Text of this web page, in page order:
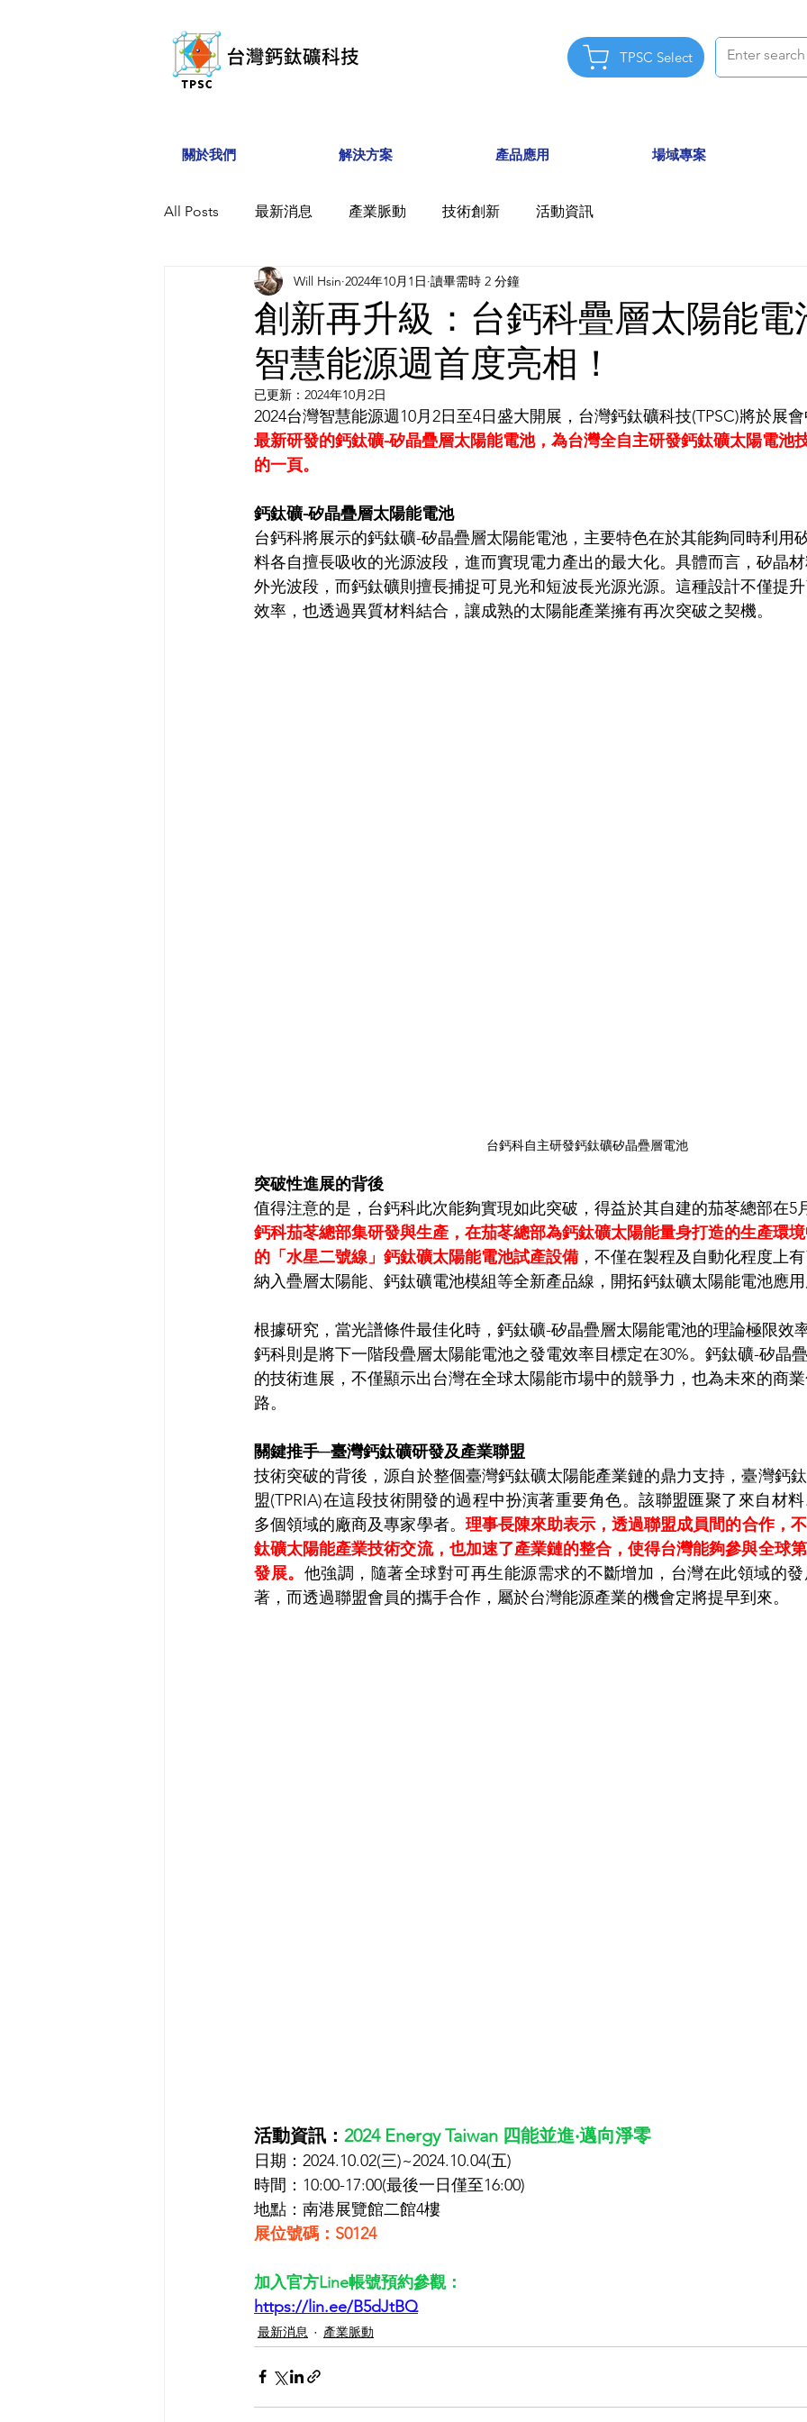
TPSC Select
關於我們 解決方案 產品應用 場域專案
All Posts 最新消息 產業脈動 技術創新 活動資訊
創新再升級：台鈣科疊層太陽能電
智慧能源週首度亮相！
Will Hsin 2024年10月1日 讀畢需時 2 分鐘
已更新： 2024年10月2日
2024台灣智慧能源週10月2日至4日盛大開展，台灣鈣鈦礦科技(TPSC)將於展會
最新研發的鈣鈦礦-矽晶疊層太陽能電池，為台灣全自主研發鈣鈦礦太陽電池
的一頁。
鈣鈦礦-矽晶疊層太陽能電池
台鈣科將展示的鈣鈦礦-矽晶疊層太陽能電池，主要特色在於其能夠同時利用
料各自擅長吸收的光源波段，進而實現電力產出的最大化。具體而言，矽晶
外光波段，而鈣鈦礦則擅長捕捉可見光和短波長光源光源。這種設計不僅提
效率，也透過異質材料結合，讓成熟的太陽能產業擁有再次突破之契機。
台鈣科自主研發鈣鈦礦矽晶疊層電池
突破性進展的背後
值得注意的是，台鈣科此次能夠實現如此突破，得益於其自建的茄苳總部在5
鈣科茄苳總部集研發與生產，在茄苳總部為鈣鈦礦太陽能量身打造的生產環
的「水星二號線」鈣鈦礦太陽能電池試產設備，不僅在製程及自動化程度上
納入疊層太陽能、鈣鈦礦電池模組等全新產品線，開拓鈣鈦礦太陽能電池應用
根據研究，當光譜條件最佳化時，鈣鈦礦-矽晶疊層太陽能電池的理論極限效
鈣科則是將下一階段疊層太陽能電池之發電效率目標定在30%。鈣鈦礦-矽晶
的技術進展，不僅顯示出台灣在全球太陽能市場中的競爭力，也為未來的商
路。
關鍵推手─臺灣鈣鈦礦研發及產業聯盟
技術突破的背後，源自於整個臺灣鈣鈦礦太陽能產業鏈的鼎力支持，臺灣鈣
盟(TPRIA)在這段技術開發的過程中扮演著重要角色。該聯盟匯聚了來自材
多個領域的廠商及專家學者。 理事長陳來助表示，透過聯盟成員間的合作，
鈦礦太陽能產業技術交流，也加速了產業鏈的整合，使得台灣能夠參與全球
發展。 他強調，隨著全球對可再生能源需求的不斷增加，台灣在此領域的
著，而透過聯盟會員的攜手合作，屬於台灣能源產業的機會定將提早到來。
活動資訊： 2024 Energy Taiwan 四能並進‧邁向淨零
日期：2024.10.02(三)~2024.10.04(五)
時間：10:00-17:00(最後一日僅至16:00)
地點：南港展覽館二館4樓
展位號碼：S0124
加入官方Line帳號預約參觀：
https://lin.ee/B5dJtBQ
最新消息 產業脈動